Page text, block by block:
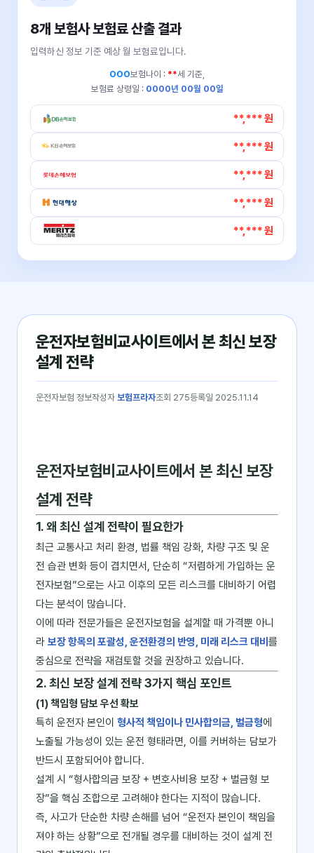
8개 보험사 보험료 산출 결과
입력하신 정보 기준 예상 월 보험료입니다.
OOO보험나이 : **세 기준,
보험료 상령일 : 0000년 00월 00일
**,*** 원
**,*** 원
**,*** 원
**,*** 원
**,*** 원
운전자보험비교사이트에서 본 최신 보장
설계 전략
운전자보험 정보작성자 보험프라자조회 275등록일 2025.11.14
운전자보험비교사이트에서 본 최신 보장
설계 전략
1. 왜 최신 설계 전략이 필요한가
최근 교통사고 처리 환경, 법률 책임 강화, 차량 구조 및 운
전 습관 변화 등이 겹치면서, 단순히 “저렴하게 가입하는 운
전자보험”으로는 사고 이후의 모든 리스크를 대비하기 어렵
다는 분석이 많습니다.
이에 따라 전문가들은 운전자보험을 설계할 때 가격뿐 아니
라 보장 항목의 포괄성, 운전환경의 반영, 미래 리스크 대비 를
중심으로 전략을 재검토할 것을 권장하고 있습니다.
2. 최신 보장 설계 전략 3가지 핵심 포인트
(1) 책임형 담보 우선 확보
특히 운전자 본인이 형사적 책임이나 민사합의금, 벌금형에
노출될 가능성이 있는 운전 형태라면, 이를 커버하는 담보가
반드시 포함되어야 합니다.
설계 시 “형사합의금 보장 + 변호사비용 보장 + 벌금형 보
장”을 핵심 조합으로 고려해야 한다는 지적이 많습니다.
즉, 사고가 단순한 차량 손해를 넘어 “운전자 본인이 책임을
져야 하는 상황”으로 전개될 경우를 대비하는 것이 설계 전